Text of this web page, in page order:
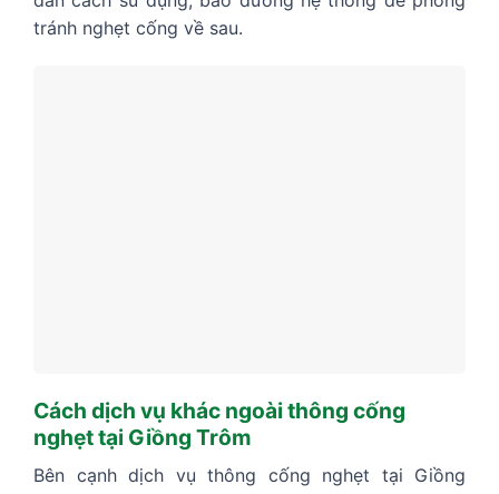
tránh nghẹt cống về sau.
Cách dịch vụ khác ngoài thông cống
nghẹt tại Giồng Trôm
Bên cạnh dịch vụ thông cống nghẹt tại Giồng